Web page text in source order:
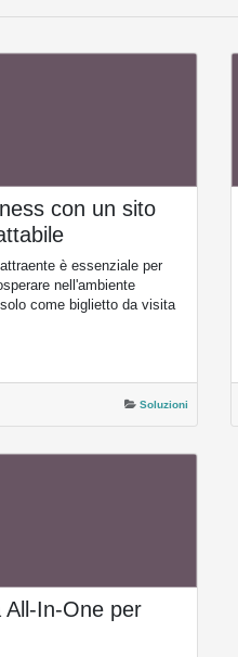
con un
e adattabile
attraente è essenziale
prosperare
web non serve solo
ma è anche un po...
Soluzioni
All-In-One per